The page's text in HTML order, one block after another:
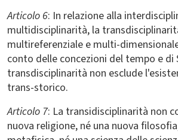
Articolo 6: In relazione alla
multidisciplinarità, la
multireferenziale e multi-
conto delle concezioni del tempo e di
transdisciplinarità non esclude
trans-storico.
Articolo 7: La transidisciplinarità non
nuova religione, né una nuova